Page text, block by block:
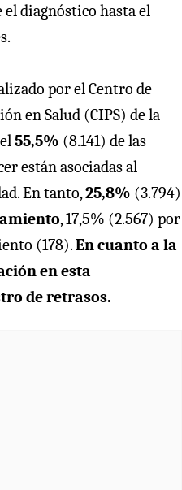
el diagnóstico hasta el
por el Centro de
en Salud (CIPS) de la
55,5% (8.141) de las
están asociadas al
En tanto,25,8% (3.794)
, 17,5% (2.567) por
(178).En cuanto a la
en esta
de retrasos.